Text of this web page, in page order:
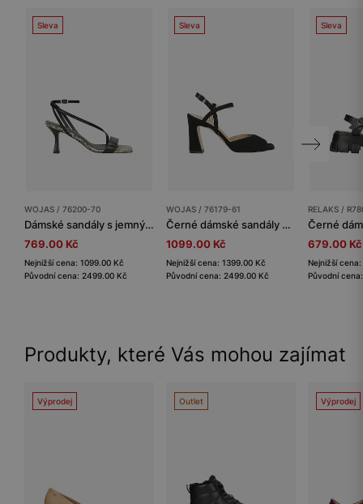
Sleva
WOJAS / 76200-70
Dámské sandály s jemným leopardím vzorem
769.00 Kč
Nejnižší cena: 1099.00 Kč
Původní cena: 2499.00 Kč
Sleva
WOJAS / 76179-61
Černé dámské sandály na vysokém podpatku
1099.00 Kč
Nejnižší cena: 1399.00 Kč
Původní cena: 2499.00 Kč
Sleva
RELAKS /
679.00 Kč
Nejnižší
Původní
Produkty, které Vás mohou zajímat
Výprodej Outlet Výprodej